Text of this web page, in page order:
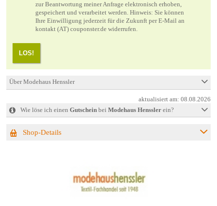
zur Beantwortung meiner Anfrage elektronisch erhoben,
gespeichert und verarbeitet werden. Hinweis: Sie können
Ihre Einwilligung jederzeit für die Zukunft per E-Mail an
kontakt (AT) couponster.de widerrufen.
LOS!
Über Modehaus Henssler
aktualisiert am:08.08.2026
Wie löse ich einen Gutscheinbei Modehaus Hensslerein?
Shop-Details